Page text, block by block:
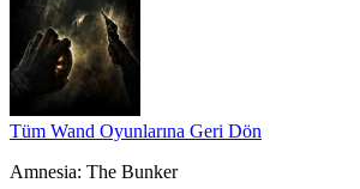
Tüm Wand Oyunlarına Geri Dön
Amnesia: The Bunker